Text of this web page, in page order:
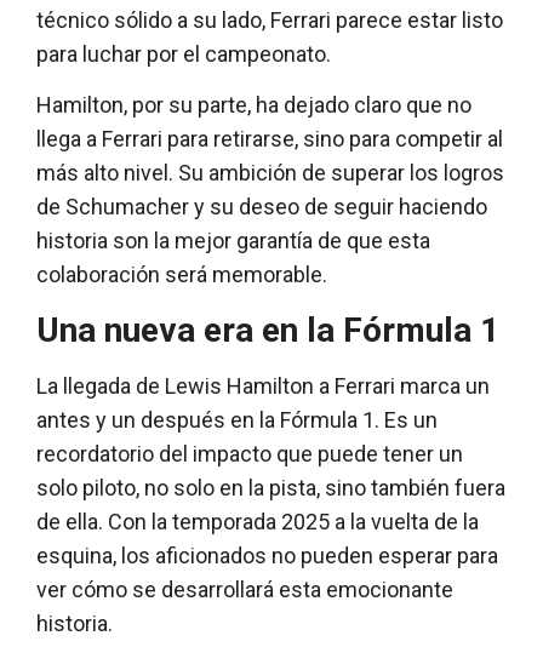
técnico sólido a su lado, Ferrari parece estar listo
para luchar por el campeonato.
Hamilton, por su parte, ha dejado claro que no
llega a Ferrari para retirarse, sino para competir al
más alto nivel. Su ambición de superar los logros
de Schumacher y su deseo de seguir haciendo
historia son la mejor garantía de que esta
colaboración será memorable.
Una nueva era en la Fórmula 1
La llegada de Lewis Hamilton a Ferrari marca un
antes y un después en la Fórmula 1. Es un
recordatorio del impacto que puede tener un
solo piloto, no solo en la pista, sino también fuera
de ella. Con la temporada 2025 a la vuelta de la
esquina, los aficionados no pueden esperar para
ver cómo se desarrollará esta emocionante
historia.